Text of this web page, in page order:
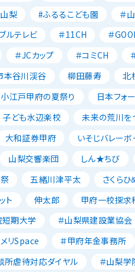
山梨 #ふるるこども園 ＃
ルテレビ ＃11CH ＃
＃JCカップ ＃コミCH
本谷川渓谷 柳田藤寿 北
江戸甲府の夏祭り 日本フォ
子ども水辺楽校 未来の荒川を
大和証券甲府 いそじバレー
山梨交響楽団 しん★ちび
五緒川津平太 さくらひ
ト 伸太郎 甲府一校探求
短期大学 ＃山梨県建設業協会
リSpace ＃甲府年金事務所
所虐待対応ダイヤル ＃山梨